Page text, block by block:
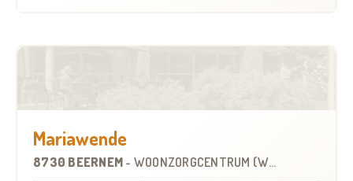
Mariawende
8730 BEERNEM - WOONZORGCENTRUM (WZC)